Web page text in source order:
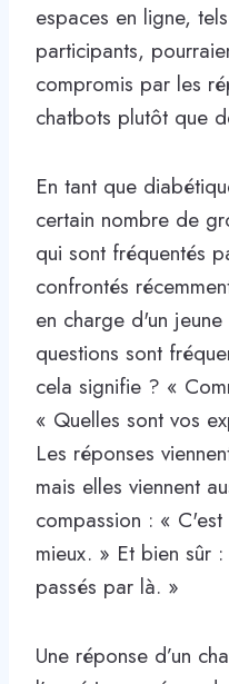
espaces en ligne,
participants,
compromis par les
chatbots plutôt que
En tant que
certain nombre de
qui sont fréquentés
confrontés
en charge d'un
questions sont
cela signifie ? «
« Quelles sont vos
Les réponses
mais elles viennent
compassion : «
mieux. » Et bien sûr
passés par là. »
Une réponse d’un